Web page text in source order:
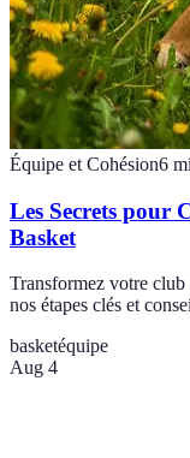
Équipe et Cohésion6
Les Secrets pour
Basket
Transformez votre club
nos étapes clés et
basketéquipe
Aug 4